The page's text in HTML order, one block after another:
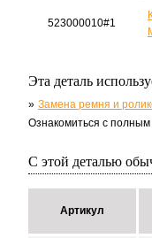
523000010#1
Эта деталь
Замена ремня и
Ознакомиться с
С этой деталью
Артикул